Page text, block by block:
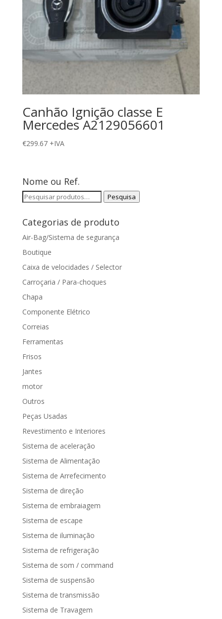
Canhão Ignição classe E
Mercedes A2129056601
€299.67 +IVA
Nome ou Ref.
Pesquisar
Pesquisa
Categorias de produto
Air-Bag/Sistema de segurança
Boutique
Caixa de velocidades / Selector
Carroçaria / Para-choques
Chapa
Componente Elétrico
Correias
Ferramentas
Frisos
Jantes
motor
Outros
Peças Usadas
Revestimento e Interiores
Sistema de aceleração
Sistema de Alimentação
Sistema de Arrefecimento
Sistema de direção
Sistema de embraiagem
Sistema de escape
Sistema de iluminação
Sistema de refrigeração
Sistema de som / command
Sistema de suspensão
Sistema de transmissão
Sistema de Travagem